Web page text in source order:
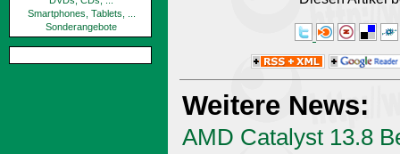
Smartphones, Tablets, ...
Sonderangebote
Weitere News:
AMD Catalyst 13.8